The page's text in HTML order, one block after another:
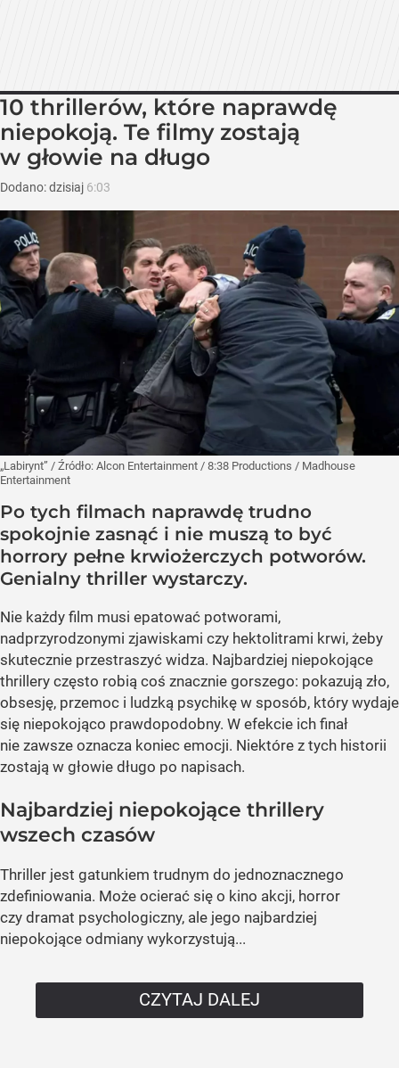
10 thrillerów, które naprawdę
niepokoją. Te filmy zostają
w głowie na długo
Dodano:dzisiaj 6:03
„Labirynt” / Źródło: Alcon Entertainment / 8:38 Productions / Madhouse
Entertainment
Po tych filmach naprawdę trudno
spokojnie zasnąć i nie muszą to być
horrory pełne krwiożerczych potworów.
Genialny thriller wystarczy.
Nie każdy film musi epatować potworami,
nadprzyrodzonymi zjawiskami czy hektolitrami krwi, żeby
skutecznie przestraszyć widza. Najbardziej niepokojące
thrillery często robią coś znacznie gorszego: pokazują zło,
obsesję, przemoc i ludzką psychikę w sposób, który wydaje
się niepokojąco prawdopodobny. W efekcie ich finał
nie zawsze oznacza koniec emocji. Niektóre z tych historii
zostają w głowie długo po napisach.
Najbardziej niepokojące thrillery
wszech czasów
Thriller jest gatunkiem trudnym do jednoznacznego
zdefiniowania. Może ocierać się o kino akcji, horror
czy dramat psychologiczny, ale jego najbardziej
niepokojące odmiany wykorzystują...
CZYTAJ DALEJ